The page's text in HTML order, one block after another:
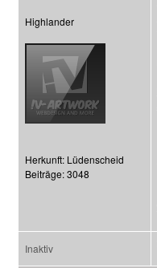
Highlander
Herkunft: Lüdenscheid
Beiträge: 3048
Inaktiv